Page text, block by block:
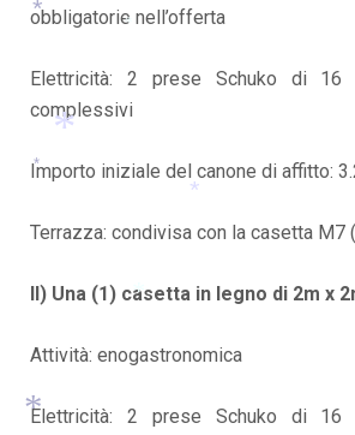
obbligatorie nell’offerta
Elettricità: 2 prese Schuko di
complessivi
Importo iniziale del canone di affitto:
Terrazza: condivisa con la casetta M7
II) Una (1) casetta in legno di 2m x
Attività: enogastronomica
Elettricità: 2 prese Schuko di
*
*
*
*